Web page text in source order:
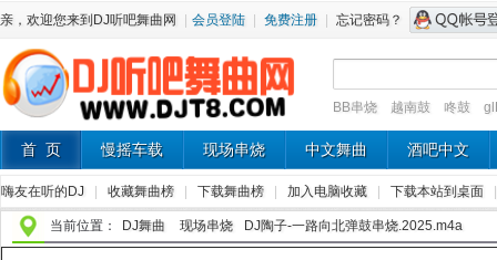
亲，欢迎您来到DJ听吧舞曲网 会员登陆 免费注册 忘记密码？
BB串烧 越南鼓 咚鼓
首 页 慢摇车载 现场串烧 中文舞曲 酒吧中文
嗨友在听的DJ 收藏舞曲榜 下载舞曲榜 加入电脑收藏 下载本站到桌面
当前位置： DJ舞曲 现场串烧 DJ陶子-一路向北弹鼓串烧.2025.m4a